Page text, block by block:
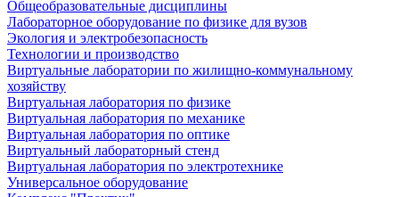
Общеобразовательные дисциплины
Лабораторное оборудование по физике для вузов
Экология и электробезопасность
Технологии и производство
Виртуальные лаборатории по жилищно-коммунальному
хозяйству
Виртуальная лаборатория по физике
Виртуальная лаборатория по механике
Виртуальная лаборатория по оптике
Виртуальный лабораторный стенд
Виртуальная лаборатория по электротехнике
Универсальное оборудование